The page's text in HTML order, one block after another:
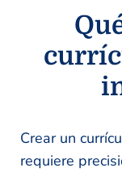
Crear un
requiere